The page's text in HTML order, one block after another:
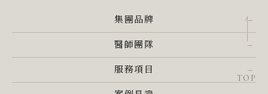
TOP
集團品牌
醫師團隊
服務項目